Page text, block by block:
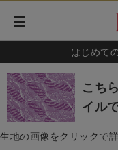
はじめて
こち
イル
生地の画像をクリックで